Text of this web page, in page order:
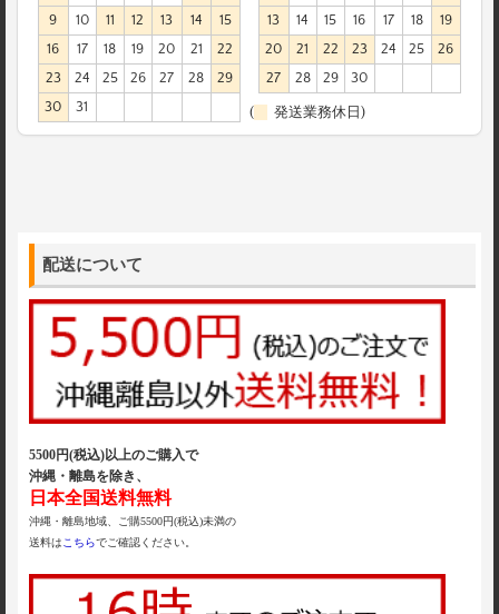
9
10 11 12 13 14
15
16
17 18 19 20 21
22
23
24 25 26 27 28
29
30
31
13
14 15 16 17 18
19
20
21 22 23 24 25
26
27
28 29 30
( 発送業務休日)
配送について
5500円(税込)以上のご購入で
沖縄・離島を除き、
日本全国送料無料
沖縄・離島地域、ご購5500円(税込)未満の
送料はこちらでご確認ください。